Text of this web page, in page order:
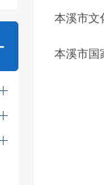
本溪市文
本溪市国